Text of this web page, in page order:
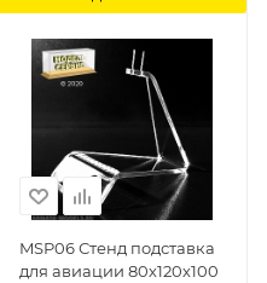
MSP06 Стенд подставка
для авиации 80х120х100